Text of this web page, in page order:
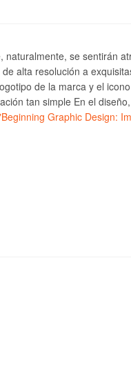
naturalmente, se sentirán
alta resolución a
de la marca y el
tan simple En el
Graphic Design: